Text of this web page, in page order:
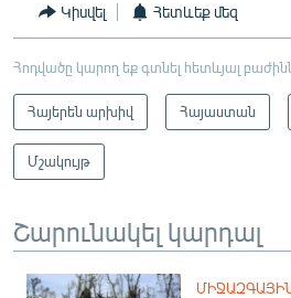
Կիսվել Հետևեք մեզ
Հոդվածը կարող եք գտնել հետևյալ
Հայերեն արխիվ Հայաստան
Մշակույթ
Շարունակել կարդալ